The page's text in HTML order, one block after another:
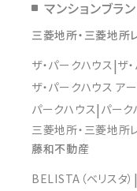
マンションブラ
三菱地所・三菱地所
ザ・パークハウス ザ
ザ・パークハウス ア
パークハウス パーク
三菱地所・三菱地所
藤和不動産
BELISTA（ベリスタ）